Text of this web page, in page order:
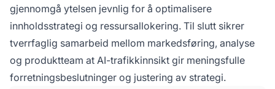
gjennomgå ytelsen jevnlig for å optimalisere
innholdsstrategi og ressursallokering. Til slutt sikrer
tverrfaglig samarbeid mellom markedsføring, analyse
og produktteam at AI-trafikkinnsikt gir meningsfulle
forretningsbeslutninger og justering av strategi.